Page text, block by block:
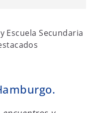
Escuela Secundaria